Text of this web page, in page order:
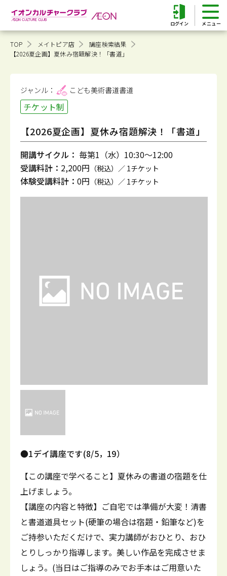
ログイン
TOP メイトピア店
講座検索結果
【2026夏企画】夏休み宿題解決！「書道」
ジャンル： こども美術書道書道
チケット制
【2026夏企画】夏休み宿題解決！「書道」
開講サイクル： 毎第1（水）10:30～12:00
受講料計： 2,200円 （税込）／ 1チケット
体験受講料計： 0円 （税込）／ 1チケット
●1デイ講座です(8/5，19）
【この講座で学べること】夏休みの書道の宿題を仕
上げましょう。
【講座の内容と特徴】ご自宅では準備が大変！清書
と書道道具セット(硬筆の場合は宿題・鉛筆など)を
ご持参いただくだけで、実力講師がおひとり、おひ
とりしっかり指導します。美しい作品を完成させま
しょう。(当日はご指導のみでお手本はご用意いた